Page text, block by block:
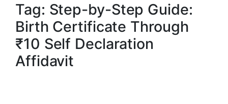
Tag: Step-by-Step Guide:
Birth Certificate Through
₹10 Self Declaration
Affidavit